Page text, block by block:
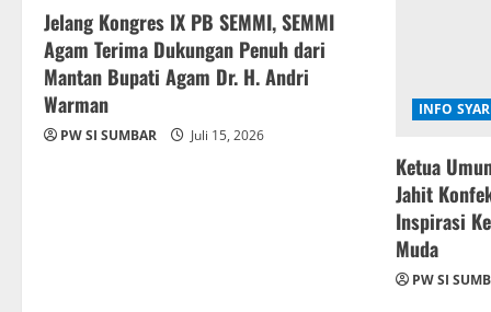
Jelang Kongres IX PB SEMMI, SEMMI
Agam Terima Dukungan Penuh dari
Mantan Bupati Agam Dr. H. Andri
Warman
PW SI SUMBAR Juli 15, 2026
INFO
Ketua
Jahit
Inspirasi
Muda
PW SI